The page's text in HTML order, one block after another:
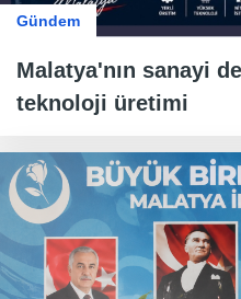
Gündem
Malatya'nın sanayi
teknoloji üretimi